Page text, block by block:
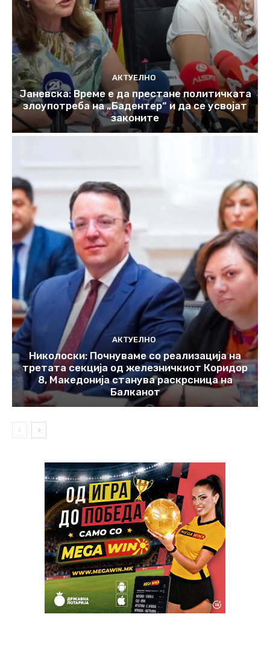
АКТУЕЛНО
Јаневска: Време е да престане политичката
злоупотреба на „Бадентер“ и да се усвојат
законите
АКТУЕЛНО
Николоски: Почнуваме со реализација на
третата секција од железничкиот Коридор
8, Македонија станува раскрсница на
Балканот